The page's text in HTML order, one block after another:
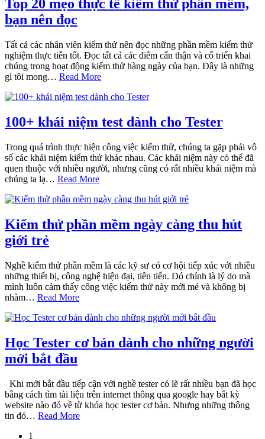
Top 20 mẹo thực tế kiểm thử phần mềm,
bạn nên đọc
Tất cả các nhân viên kiểm thử nên đọc những phần mềm kiểm thử
nghiệm thực tiễn tốt. Đọc tất cả các điểm cẩn thận và cố triển khai
chúng trong hoạt động kiểm thử hàng ngày của bạn. Đây là những
gì tôi mong… Read More
100+ khái niệm test dành cho Tester
Trong quá trình thực hiện công việc kiểm thử, chúng ta gặp phải vô
số các khái niệm kiểm thử khác nhau. Các khái niệm này có thể đã
quen thuộc với nhiều người, nhưng cũng có rất nhiều khái niệm mà
chúng ta lạ… Read More
Kiểm thử phần mềm ngày càng thu hút
giới trẻ
Nghề kiểm thử phần mềm là các kỹ sư có cơ hội tiếp xúc với nhiều
những thiết bị, công nghệ hiện đại, tiên tiến. Đó chính là lý do mà
mình luôn cảm thấy công việc kiểm thử này mới mẻ và không bị
nhàm… Read More
Học Tester cơ bản dành cho những người
mới bắt đầu
Khi mới bắt đầu tiếp cận với nghề tester có lẽ rất nhiều bạn đã học
bằng cách tìm tài liệu trên internet thông qua google hay bất kỳ
website nào đó về từ khóa học tester cơ bản. Nhưng những thông
tin đó… Read More
1